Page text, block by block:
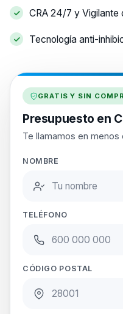
CRA 24/7 y Vigilante
Tecnología anti-
GRATIS Y SIN
Presupuesto en
Te llamamos en
NOMBRE
TELÉFONO
CÓDIGO POSTAL